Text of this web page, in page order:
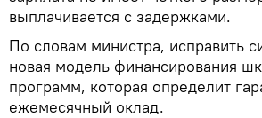
выплачивается с задержками.
По словам министра, исправить
новая модель финансирования
программ, которая определит
ежемесячный оклад.